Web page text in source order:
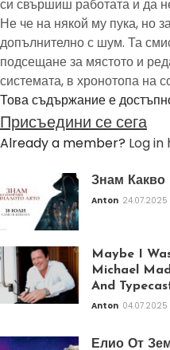
си свършиш работата и да
Не че на някой му пука, но
допълнително с шум. Та
подсещане за мястото и
системата, в хронотопа на
Това съдържание е
Присъедини се сега
Already a member? Log in
Знам Какво
Anton 24.07.2025
Maybe I
Michael
And
Anton 04.07.2025
Елио От